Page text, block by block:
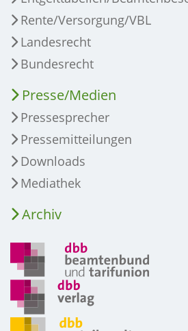
Rente/Versorgung/VBL
Landesrecht
Bundesrecht
Presse/Medien
Pressesprecher
Pressemitteilungen
Downloads
Mediathek
Archiv